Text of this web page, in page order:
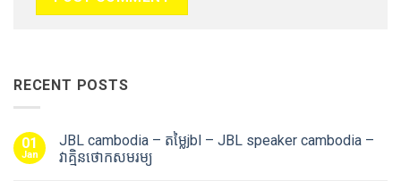
RECENT POSTS
01
Jan
JBL cambodia – តម្លៃjbl – JBL speaker cambodia –
វាគ្មិនថោកសមរម្យ